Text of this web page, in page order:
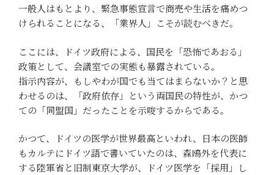
一般人はもとより、緊急事態宣言で商売や生活を痛めつ
けられることになる、「業界人」こそが読むべきだ。
ここには、ドイツ政府による、国民を「恐怖であおる」
政策として、会議室での実態も暴露されている。
指示内容が、もしやわが国でも当てはまらないか？と思
わせるのは、「政府依存」という両国民の特性が、かつ
ての「同盟国」だったことを示唆するからである。
かつて、ドイツの医学が世界最高といわれ、日本の医師
もカルテにドイツ語で書いていたのは、森鴎外を代表に
する陸軍省と旧制東京大学が、ドイツ医学を「採用」し